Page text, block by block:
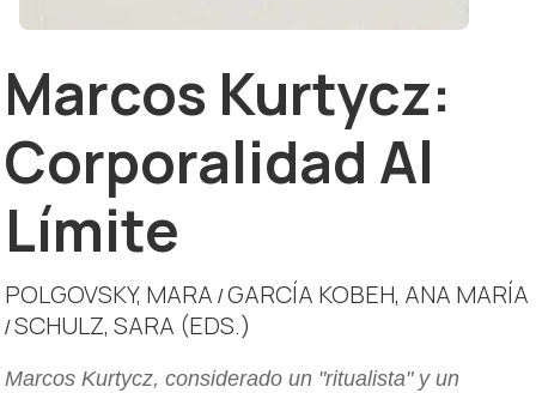
Marcos Kurtycz:
Corporalidad Al
Límite
POLGOVSKY, MARA /GARCÍA KOBEH, ANA MARÍA
/SCHULZ, SARA (EDS.)
Marcos Kurtycz, considerado un "ritualista" y un